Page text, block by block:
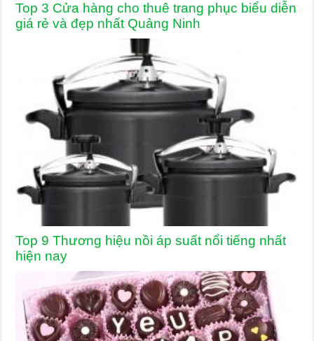
Top 3 Cửa hàng cho thuê trang phục biểu diễn
giá rẻ và đẹp nhất Quảng Ninh
Top 9 Thương hiệu nồi áp suất nổi tiếng nhất
hiện nay